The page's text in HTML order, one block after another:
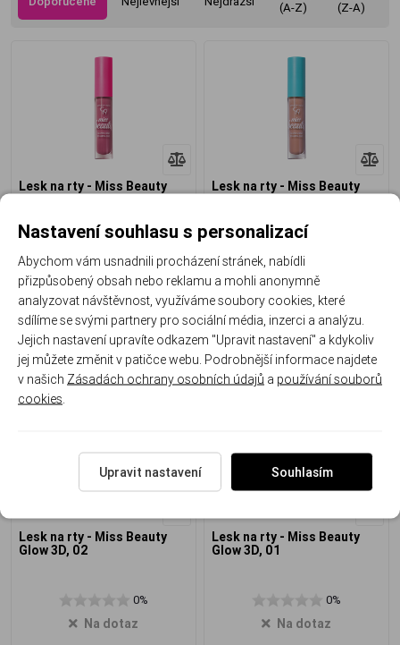
(A-Z)
(Z-A)
Lesk na rty - Miss Beauty
Glow 3D, 04
Na dotaz
79 Kč
Detail
Lesk na rty - Miss Beauty
Glow 3D, 03
Na dotaz
79 Kč
Detail
Lesk na rty - Miss Beauty
Glow 3D, 02
0%
Na dotaz
Lesk na rty - Miss Beauty
Glow 3D, 01
0%
Na dotaz
Nastavení souhlasu s personalizací
Abychom vám usnadnili procházení stránek, nabídli
přizpůsobený obsah nebo reklamu a mohli anonymně
analyzovat návštěvnost, využíváme soubory cookies, které
sdílíme se svými partnery pro sociální média, inzerci a analýzu.
Jejich nastavení upravíte odkazem "Upravit nastavení" a kdykoliv
jej můžete změnit v patičce webu. Podrobnější informace najdete
v našich Zásadách ochrany osobních údajů a používání souborů
cookies
Upravit nastavení Souhlasím